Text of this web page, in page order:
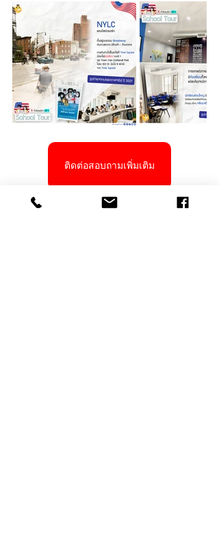
ติดต่อสอบถามเพิ่มเติม
เรียนภาษาอังกฤษ อเมริกานิวยอร์ก